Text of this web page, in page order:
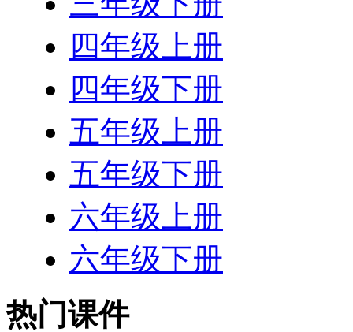
四年级上册
四年级下册
五年级上册
五年级下册
六年级上册
六年级下册
热门课件